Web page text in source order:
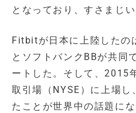
となっており、すさまじ
Fitbitが日本に上陸した
とソフトバンクBBが共同
ートした。そして、2015
取引場（NYSE）に上場し
たことが世界中の話題に